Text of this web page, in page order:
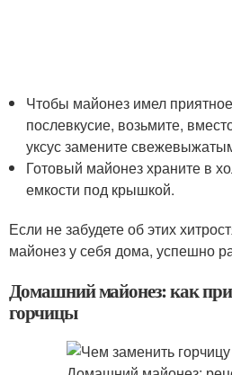
Чтобы майонез имел
послевкусие, возьмите,
уксус замените
Готовый майонез храните в
емкости под крышкой.
Если не забудете об этих
майонез у себя дома, успешно
Домашний майонез: как
горчицы